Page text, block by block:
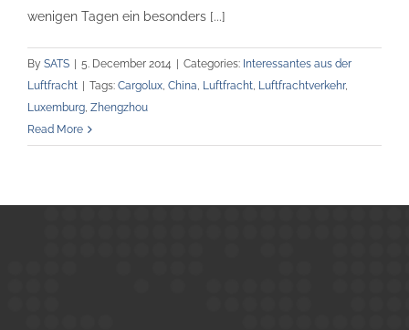
wenigen Tagen ein besonders [...]
By SATS 5. December 2014 Categories: Interessantes aus der
Luftfracht
Tags: Cargolux, China, Luftfracht, Luftfrachtverkehr,
Luxemburg, Zhengzhou
Read More